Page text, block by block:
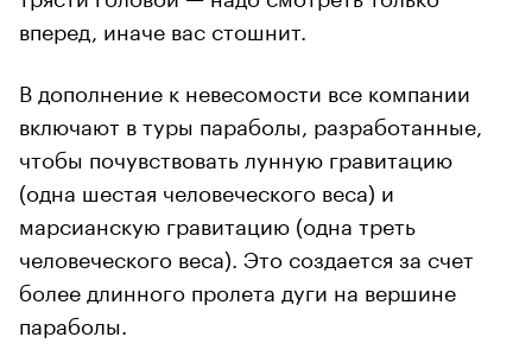
вперед, иначе вас стошнит.
В дополнение к невесомости все компании
включают в туры параболы, разработанные,
чтобы почувствовать лунную гравитацию
(одна шестая человеческого веса) и
марсианскую гравитацию (одна треть
человеческого веса). Это создается за счет
более длинного пролета дуги на вершине
параболы.